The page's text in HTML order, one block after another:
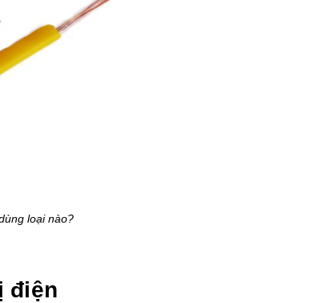
loại nào?
điện